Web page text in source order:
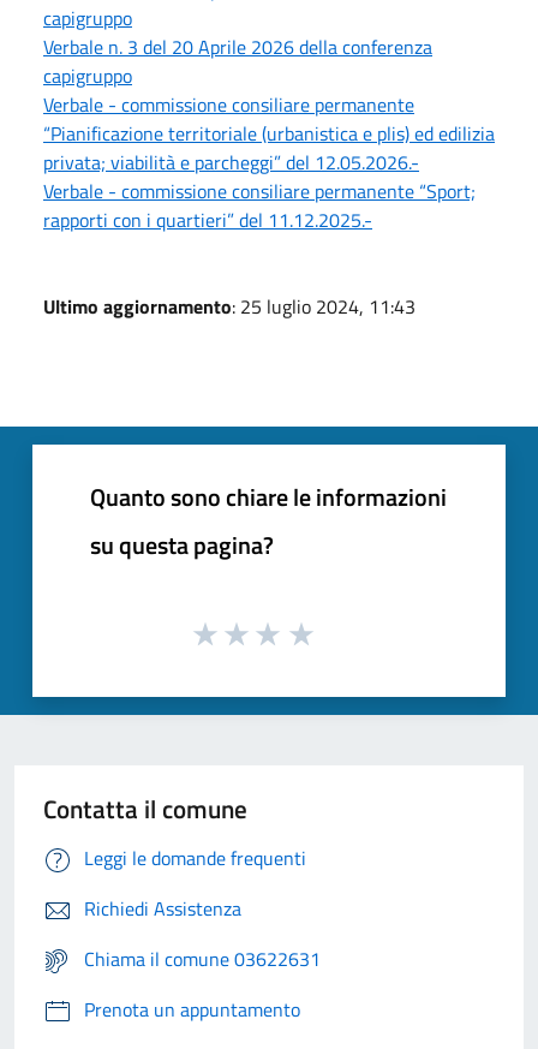
capigruppo
Verbale n. 3 del 20 Aprile 2026 della conferenza
capigruppo
Verbale - commissione consiliare permanente
“Pianificazione territoriale (urbanistica e plis) ed edilizia
privata; viabilità e parcheggi” del 12.05.2026.-
Verbale - commissione consiliare permanente “Sport;
rapporti con i quartieri” del 11.12.2025.-
Ultimo aggiornamento: 25 luglio 2024, 11:43
Quanto sono chiare le informazioni
su questa pagina?
Contatta il comune
Leggi le domande frequenti
Richiedi Assistenza
Chiama il comune 03622631
Prenota un appuntamento